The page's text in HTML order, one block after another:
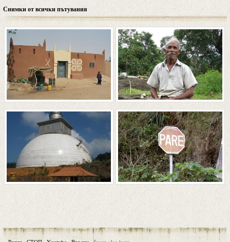
Снимки от всички пътувания